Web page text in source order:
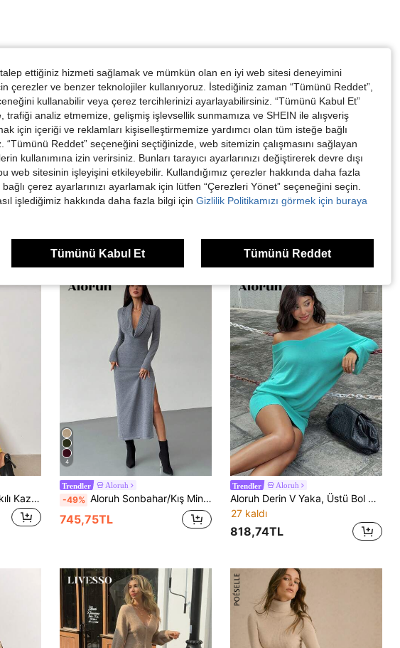
Helpful (0)
MERLEAU Kadın Sarı Askılı Kazak Elbise, Açık Sırt Tasarımlı
4
Trendler Aloruh
-49% Aloruh Sonbahar/Kış Minimalist Balıkçı Yaka Uzun Kollu Vücuda Oturan Yüksek Yırtmaçlı Örgü Kazak Elbise, Çok Yönlü Katmanlama
745,75TL
Trendler Aloruh
Aloruh Derin V Yaka, Üstü Bol Altı Dar, Fener Kollu, Nane Yeşili, Gençlere Uygun, Dışarı Çıkma İçin, Erken Sonbahar, Çok Amaçlı Kadın Mini Kazak Elbise
27 kaldı
818,74TL
ettiğiniz hizmeti sağlamak ve mümkün olan en iyi web sitesi deneyimini
çerezler ve benzer teknolojiler kullanıyoruz. İstediğiniz zaman “Tümünü Reddet”,
kullanabilir veya çerez tercihlerinizi ayarlayabilirsiniz. “Tümünü Kabul Et”
trafiği analiz etmemize, gelişmiş işlevsellik sunmamıza ve SHEIN ile alışveriş
için içeriği ve reklamları kişiselleştirmemize yardımcı olan tüm isteğe bağlı
“Tümünü Reddet” seçeneğini seçtiğinizde, web sitemizin çalışmasını sağlayan
kullanımına izin verirsiniz. Bunları tarayıcı ayarlarınızı değiştirerek devre dışı
web sitesinin işleyişini etkileyebilir. Kullandığımız çerezler hakkında daha fazla
çerez ayarlarınızı ayarlamak için lütfen “Çerezleri Yönet” seçeneğini seçin.
işlediğimiz hakkında daha fazla bilgi için Gizlilik Politikamızı görmek için buraya
Tümünü Kabul Et Tümünü Reddet